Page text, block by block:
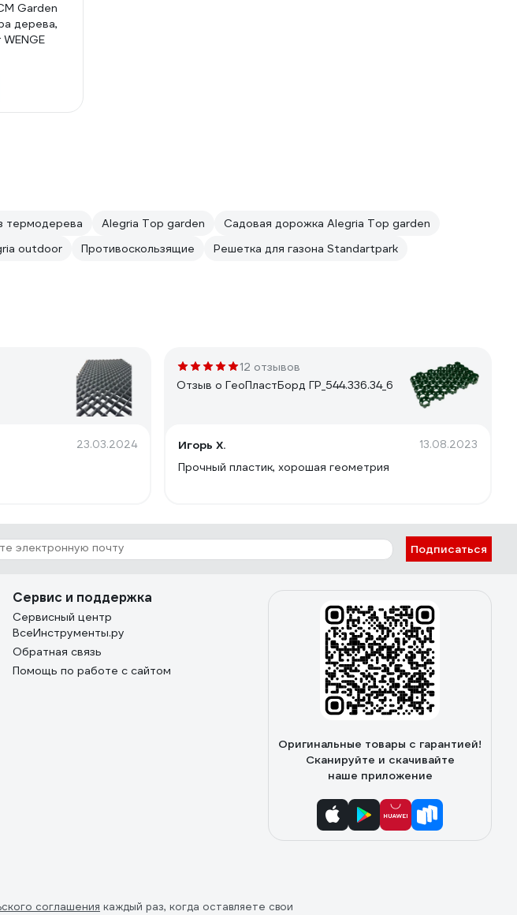
Garden
дерева,
термодерева Alegria Top garden
Садовая дорожка Alegria Top garden
outdoor Противоскользящие Решетка для газона Standartpark
23.03.2024
12 отзывов
Отзыв о ГеоПластБорд ГР_544.336.34_6
Игорь Х. 13.08.2023
Прочный пластик, хорошая геометрия
Подписаться
Сервис и поддержка
Сервисный центр
ВсеИнструменты.ру
Обратная связь
Помощь по работе с сайтом
Оригинальные товары с гарантией!
Сканируйте и скачивайте
наше приложение
соглашения каждый раз, когда оставляете свои